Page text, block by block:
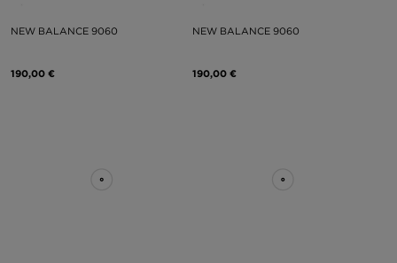
NEW BALANCE 9060
190,00 €
NEW BALANCE 9060
190,00 €